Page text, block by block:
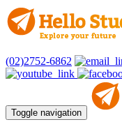
(02)2752-6862
Toggle navigation